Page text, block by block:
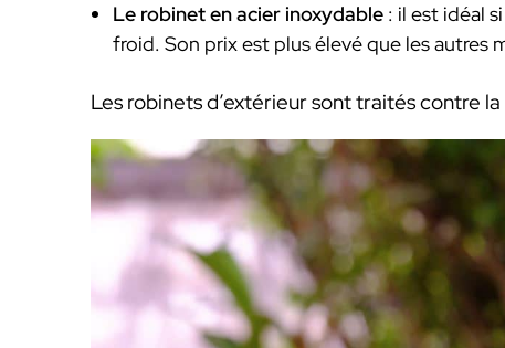
Le robinet en acier inoxydable : il est idéal
froid. Son prix est plus élevé que les autres
Les robinets d’extérieur sont traités contre